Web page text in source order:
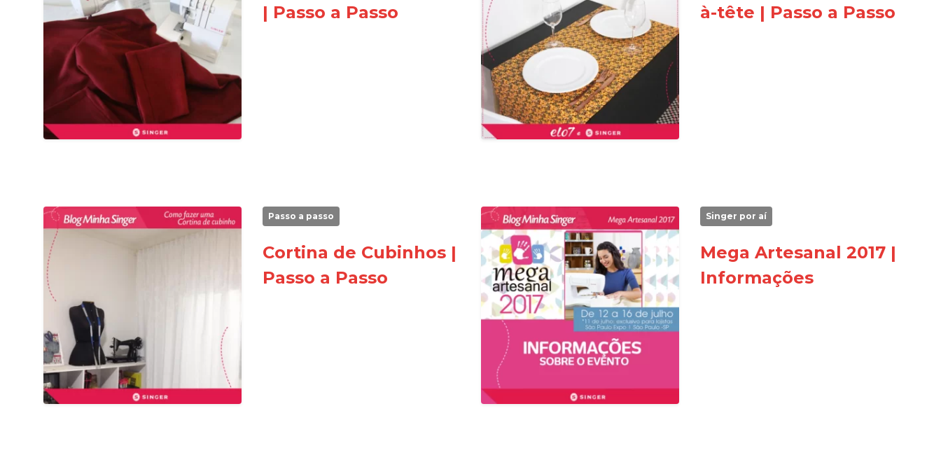
| Passo a Passo
à-tête | Passo a Passo
Passo a passo
Cortina de Cubinhos |
Passo a Passo
Singer por aí
Mega Artesanal 2017 |
Informações